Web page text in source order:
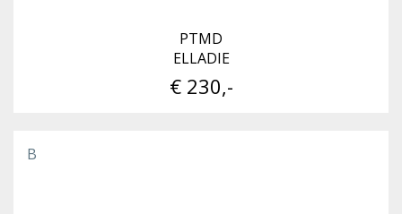
PTMD
ELLADIE
€ 230,-
B